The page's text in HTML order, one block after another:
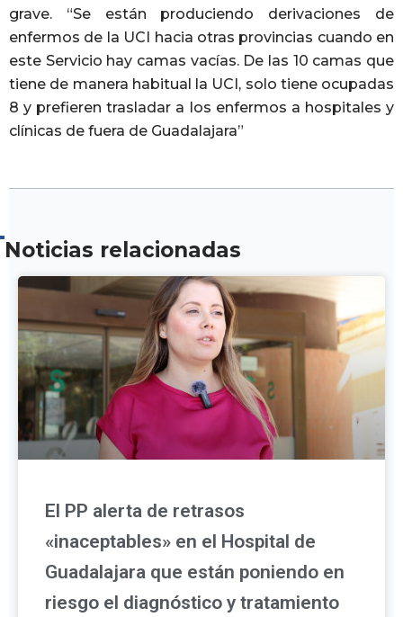
grave. “Se están produciendo derivaciones de
enfermos de la UCI hacia otras provincias cuando en
este Servicio hay camas vacías. De las 10 camas que
tiene de manera habitual la UCI, solo tiene ocupadas
8 y prefieren trasladar a los enfermos a hospitales y
clínicas de fuera de Guadalajara”
Noticias relacionadas
El PP alerta de retrasos
«inaceptables» en el Hospital de
Guadalajara que están poniendo en
riesgo el diagnóstico y tratamiento